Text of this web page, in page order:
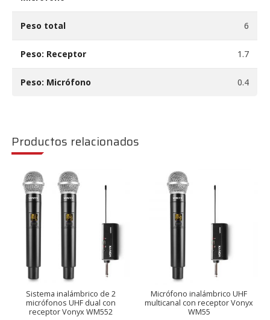
Peso total 6
Peso: Receptor 1.7
Peso: Micrófono 0.4
Productos relacionados
Sistema inalámbrico de 2
micrófonos UHF dual con
receptor Vonyx WM552
Micrófono inalámbrico UHF
multicanal con receptor Vonyx
WM55